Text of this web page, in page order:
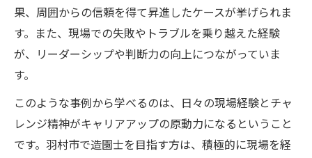
果、周囲からの信頼を得て昇進したケースが挙げられま
す。また、現場での失敗やトラブルを乗り越えた経験
が、リーダーシップや判断力の向上につながっていま
す。
このような事例から学べるのは、日々の現場経験とチャ
レンジ精神がキャリアアップの原動力になるということ
です。羽村市で造園士を目指す方は、積極的に現場を経